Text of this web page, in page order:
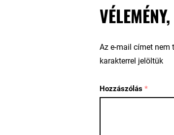
Az e-mail címet nem
karakterrel jelöltük
Hozzászólás *